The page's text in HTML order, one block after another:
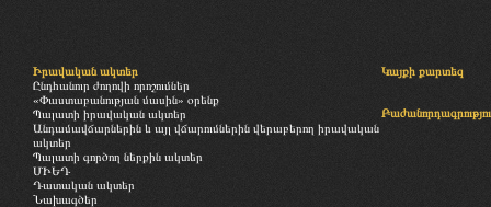
Իրավական ակտեր
Ընդհանուր ժողովի որոշումներ
«Փաստաբանության մասին» օրենք
Պալատի իրավական ակտեր
Անդամավճարներին և այլ վճարումներին վերաբերող իրավական
ակտեր
Պալատի գործող ներքին ակտեր
ՄԻԵԴ
Դատական ակտեր
Նախագծեր
Կայքի քարտեզ